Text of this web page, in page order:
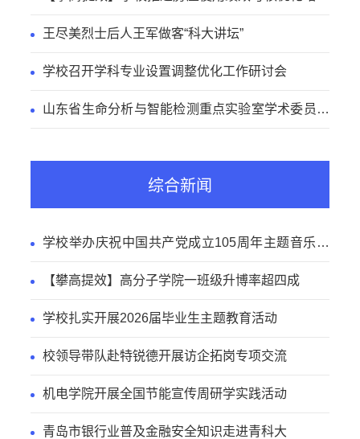
王尽美烈士后人王军做客“科大讲坛”
学校召开学科专业设置调整优化工作研讨会
山东省生命分析与智能检测重点实验室学术委员会
综合新闻
学校举办庆祝中国共产党成立105周年主题音乐党
【攀高提效】高分子学院一班级升博率超四成
学校扎实开展2026届毕业生主题教育活动
校领导带队赴特锐德开展访企拓岗专项交流
机电学院开展全国节能宣传周研学实践活动
青岛市银行业普及金融安全知识走进青科大